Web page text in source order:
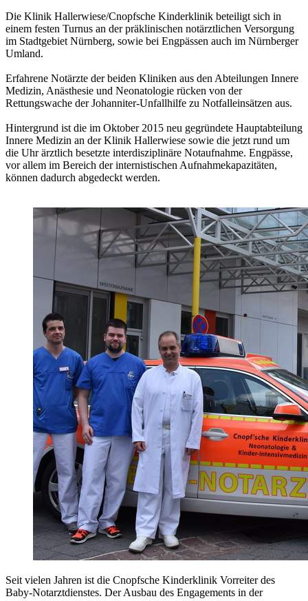
Die Klinik Hallerwiese/Cnopfsche Kinderklinik beteiligt sich in
einem festen Turnus an der präklinischen notärztlichen Versorgung
im Stadtgebiet Nürnberg, sowie bei Engpässen auch im Nürnberger
Umland.
Erfahrene Notärzte der beiden Kliniken aus den Abteilungen Innere
Medizin, Anästhesie und Neonatologie rücken von der
Rettungswache der Johanniter-Unfallhilfe zu Notfalleinsätzen aus.
Hintergrund ist die im Oktober 2015 neu gegründete Hauptabteilung
Innere Medizin an der Klinik Hallerwiese sowie die jetzt rund um
die Uhr ärztlich besetzte interdisziplinäre Notaufnahme. Engpässe,
vor allem im Bereich der internistischen Aufnahmekapazitäten,
können dadurch abgedeckt werden.
Seit vielen Jahren ist die Cnopfsche Kinderklinik Vorreiter des
Baby-Notarztdienstes. Der Ausbau des Engagements in der